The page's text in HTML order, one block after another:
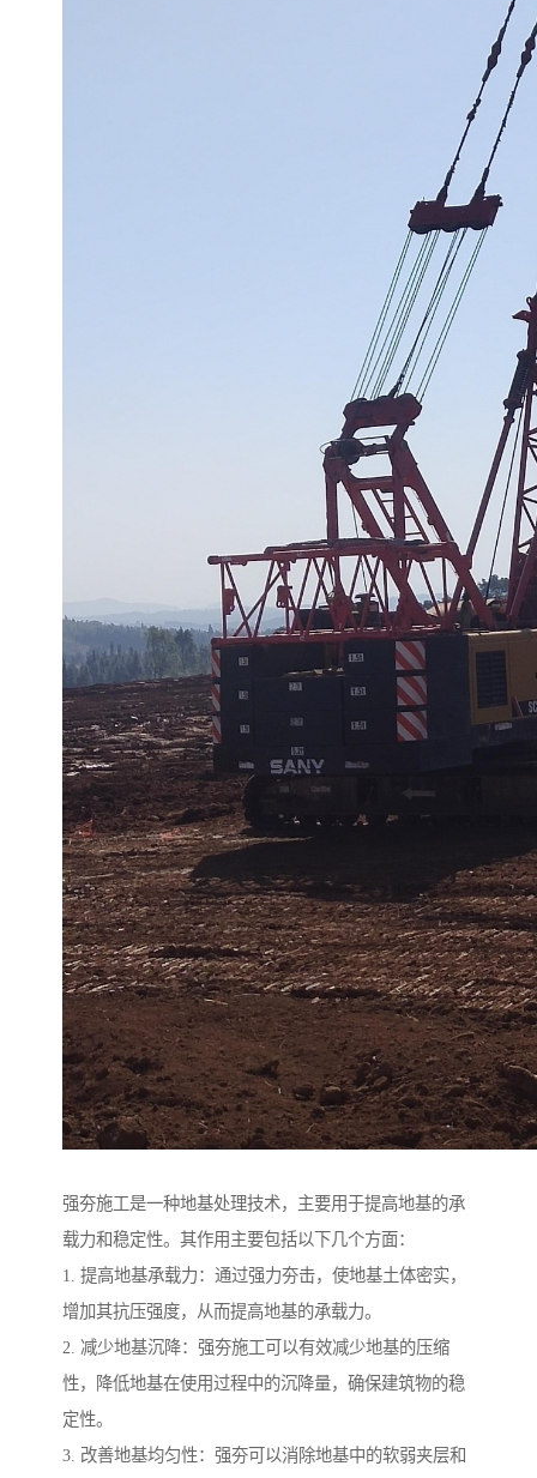
强夯施工是一种地基处理技术，主要用于提高地基的承
载力和稳定性。其作用主要包括以下几个方面：
1. 提高地基承载力：通过强力夯击，使地基土体密实，
增加其抗压强度，从而提高地基的承载力。
2. 减少地基沉降：强夯施工可以有效减少地基的压缩
性，降低地基在使用过程中的沉降量，确保建筑物的稳
定性。
3. 改善地基均匀性：强夯可以消除地基中的软弱夹层和